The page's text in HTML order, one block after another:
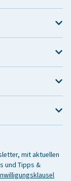
mit aktuellen
und Tipps &